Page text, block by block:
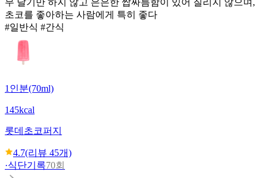
초코를 좋아하는 사람에게 특히 좋다
#일반식 #간식
1인분(70ml)
145kcal
롯데 초코퍼지
4.7(리뷰 45개)
·식단기록70회